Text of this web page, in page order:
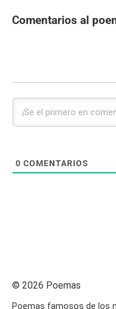
Comentarios al
0 COMENTARIOS
© 2026 Poemas
Poemas famosos de los